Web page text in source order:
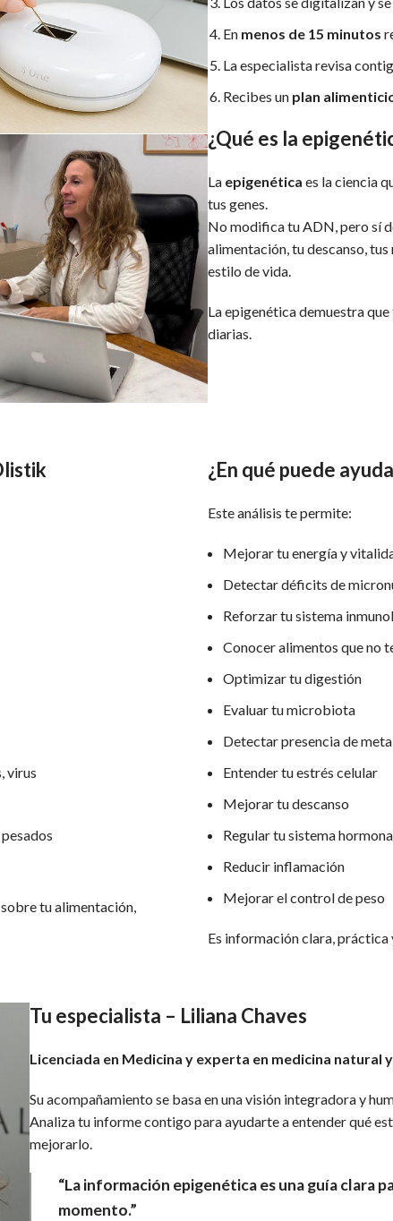
En menos de 15 minutos
La especialista revisa
Recibes un plan
¿Qué es la
La epigenética es la ciencia
tus genes.
No modifica tu ADN, pero sí
alimentación, tu descanso,
estilo de vida.
La epigenética demuestra
diarias.
virus
tu alimentación,
¿En qué puede
Este análisis te permite:
Mejorar tu energía y
Detectar déficits de
Reforzar tu sistema
Conocer alimentos que no
Optimizar tu digestión
Evaluar tu microbiota
Detectar presencia de
Entender tu estrés celular
Mejorar tu descanso
Regular tu sistema
Reducir inflamación
Mejorar el control de peso
Es información clara,
Tu especialista – Liliana Chaves
Licenciada en Medicina y experta en medicina natural y
Su acompañamiento se basa en una visión integradora y
Analiza tu informe contigo para ayudarte a entender qué
mejorarlo.
“La información epigenética es una guía clara
momento.”